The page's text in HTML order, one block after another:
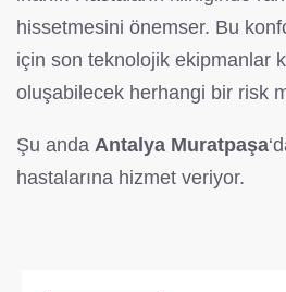
hissetmesini önemser. Bu
için son teknolojik ekipmanlar
oluşabilecek herhangi bir risk
Şu anda Antalya Muratpaşa
hastalarına hizmet veriyor.